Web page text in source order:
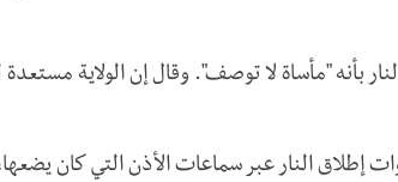
"مأساة لا توصف". وقال إن الولاية مستعدة
إطلاق النار عبر سماعات الأذن التي كان